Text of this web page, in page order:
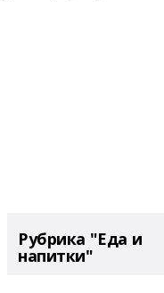
Рубрика "Еда и
напитки"